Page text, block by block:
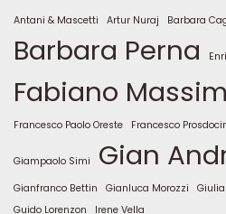
Antani & Mascetti Artur Nuraj Barbara
Barbara Perna
Fabiano
Francesco Paolo Oreste
Francesco
Giampaolo Simi Gian
Gianfranco Bettin Gianluca Morozzi
Guido Lorenzon
Irene Vella